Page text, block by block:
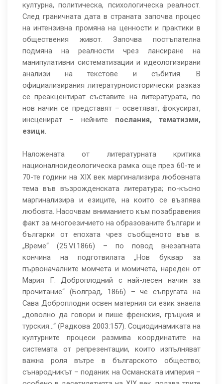
културна, политическа, психологическа реалност.
След граничната дата в страната започва процес
на интензивна промяна на ценности и практики в
обществения живот. Започва постъпателна
подмяна на реалности чрез лансиране на
манипулативни систематизации и идеологизирани
анализи на текстове и събития. В
официализирания литературноисторически разказ
се преакцентират съставите на литературата, по
нов начин се представят – осветяват, фокусират,
инсценират – нейните послания, тематизми,
езици.
Наложената от литературната критика
националноидеологическа рамка още през 60-те и
70-те години на ХІХ век маргинализира любовната
тема във възрожденската литература; по-късно
маргинализира и езиците, на които се възпява
любовта. Насочвам вниманието към позабравения
факт за многоезичието на образованите българи и
българки от епохата чрез съобщеното във в.
„Време“ (25.VІ.1866) – по повод внезапната
кончина на подготвилата „Нов буквар за
първоначалните момчета и момичета, нареден от
Мария Г. Доброплодний с най-лесен начин за
прочитание“ (Болград, 1866) – че съпругата на
Сава Доброплодни освен матерния си език знаела
„доволно да говори и пише френския, гръцкия и
турския…“ (Радкова 2003:157). Социодинамиката на
културните процеси размива координатите на
системата от репрезентации, които изпълняват
важна роля вътре в българското общество;
сънародникът – поданик на Османската империя –